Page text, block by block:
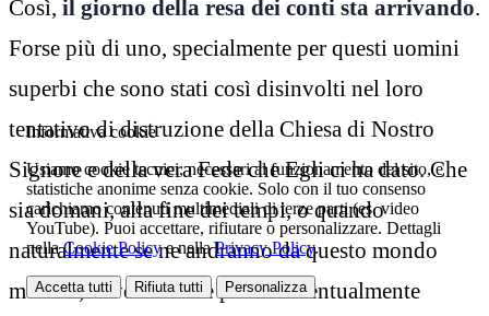
Così, il giorno della resa dei conti sta arrivando.
Forse più di uno, specialmente per questi uomini
superbi che sono stati così disinvolti nel loro
tentativo di distruzione della Chiesa di Nostro
Signore e della vera Fede che Egli ci ha dato. Che
sia domani, alla fine dei tempi, o quando
naturalmente se ne andranno da questo mondo
mortale, devono avere paura. Eventualmente
Informativa cookie
Usiamo cookie tecnici, necessari al funzionamento del sito, e
statistiche anonime senza cookie. Solo con il tuo consenso
carichiamo contenuti multimediali di terze parti (es. video
YouTube). Puoi accettare, rifiutare o personalizzare. Dettagli
nellaCookie Policye nellaPrivacy Policy.
Accetta tutti Rifiuta tutti Personalizza